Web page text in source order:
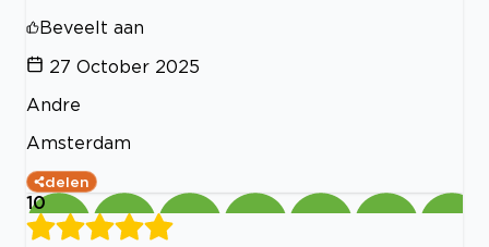
Beveelt aan
27 October 2025
Andre
Amsterdam
delen
10